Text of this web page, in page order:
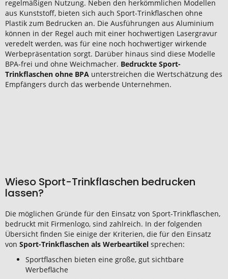
regelmäßigen Nutzung. Neben den herkömmlichen Modellen
aus Kunststoff, bieten sich auch Sport-Trinkflaschen ohne
Plastik zum Bedrucken an. Die Ausführungen aus Aluminium
können in der Regel auch mit einer hochwertigen Lasergravur
veredelt werden, was für eine noch hochwertiger wirkende
Werbepräsentation sorgt. Darüber hinaus sind diese Modelle
BPA-frei und ohne Weichmacher. Bedruckte Sport-
Trinkflaschen ohne BPA unterstreichen die Wertschätzung des
Empfängers durch das werbende Unternehmen.
Wieso Sport-Trinkflaschen bedrucken
lassen?
Die möglichen Gründe für den Einsatz von Sport-Trinkflaschen,
bedruckt mit Firmenlogo, sind zahlreich. In der folgenden
Übersicht finden Sie einige der Kriterien, die für den Einsatz
von Sport-Trinkflaschen als Werbeartikel sprechen:
Sportflaschen bieten eine große, gut sichtbare
Werbefläche